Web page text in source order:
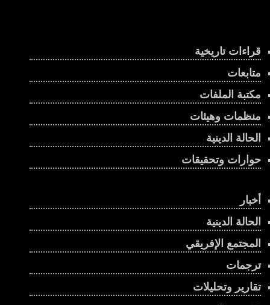
قراءات تاريخية
متابعات
مكتبة الملفات
منظمات وهيئات
الحالة الدينية
حوارات وتحقيقات
أخبار
الحالة الدينية
المجتمع الإفريقي
ترجمات
تقارير وتحليلات